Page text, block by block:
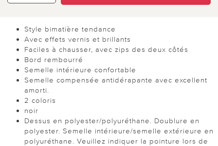
Style bimatière tendance
Avec effets vernis et brillants
Faciles à chausser, avec zips des deux côtés
Bord rembourré
Semelle intérieure confortable
Semelle compensée antidérapante avec excellent
amorti.
2 coloris
noir
Dessus en polyester/polyuréthane. Doublure en
polyester. Semelle intérieure/semelle extérieure en
polyuréthane. Veuillez indiquer la pointure lors de